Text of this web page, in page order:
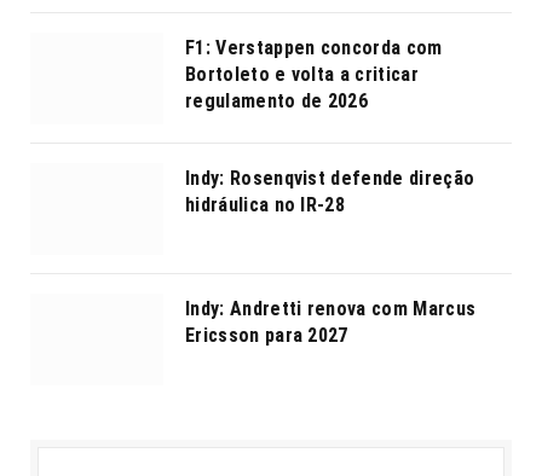
F1: Verstappen concorda com
Bortoleto e volta a criticar
regulamento de 2026
Indy: Rosenqvist defende direção
hidráulica no IR-28
Indy: Andretti renova com Marcus
Ericsson para 2027